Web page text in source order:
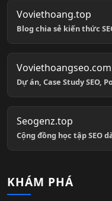
Voviethoang.top
Blog chia sẻ kiến thức
Voviethoangseo.com
Dự án, Case Study SEO,
Seogenz.top
Cộng đồng học tập SEO
KHÁM PHÁ